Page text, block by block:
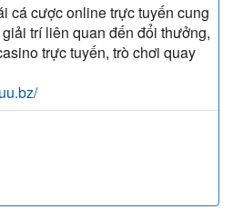
cá cược online trực tuyến cung
trí liên quan đến đổi thưởng,
trực tuyến, trò chơi quay